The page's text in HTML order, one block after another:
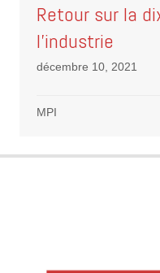
Retour sur la
l’industrie
décembre 10, 2021
MPI